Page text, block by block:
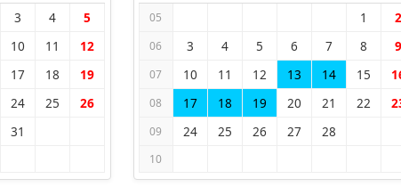
3 4 5
10 11 12
17 18 19
24 25 26
31
05 1 2
06 3 4 5 6 7 8 9
07 10 11 12 13 14 15
08 17 18 19 20 21 22
09 24 25 26 27 28
10